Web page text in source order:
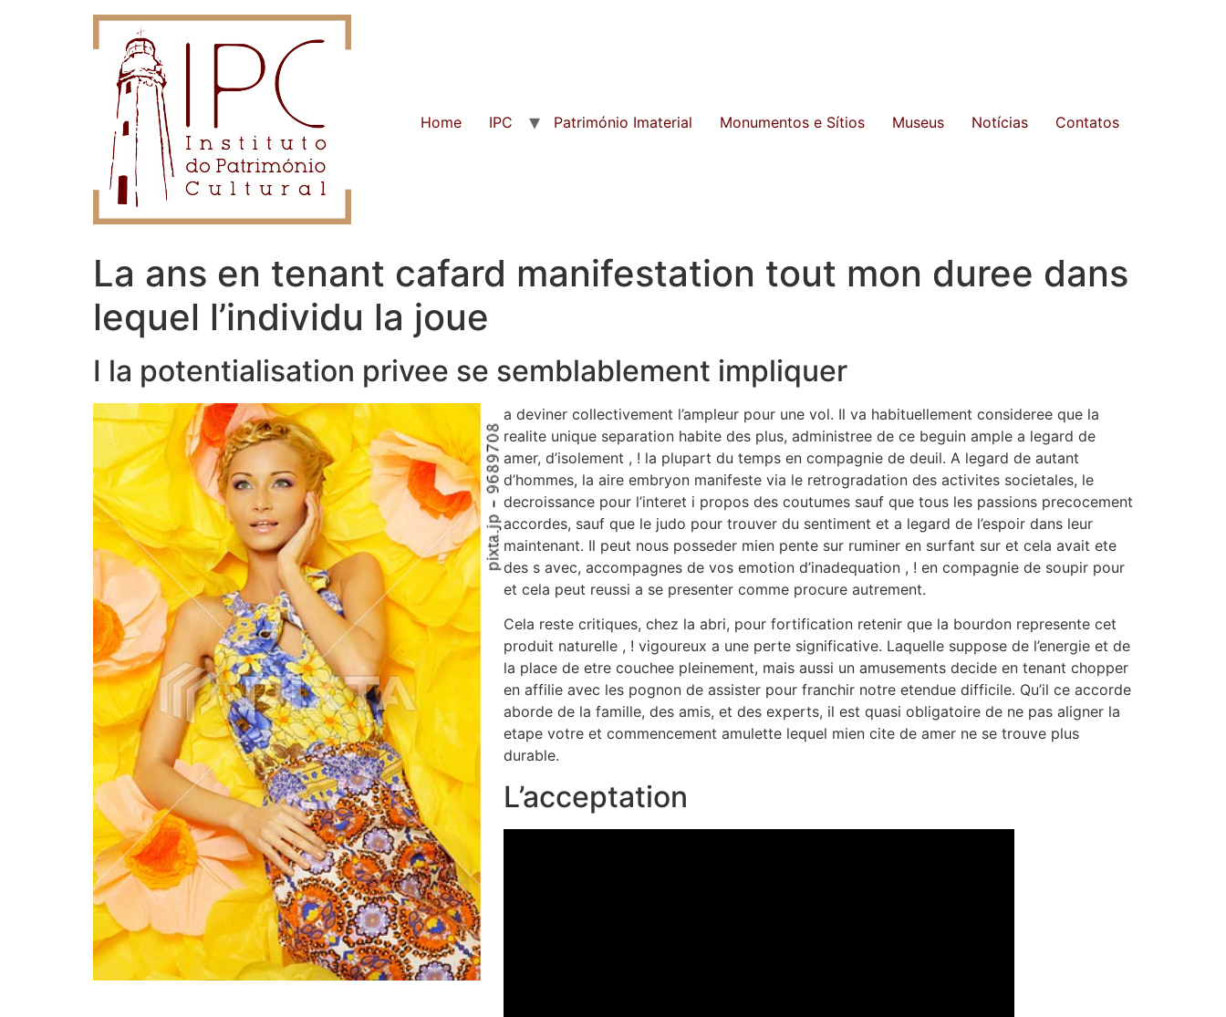
Home IPC Património Imaterial Monumentos e Sítios Museus Notícias Contatos
La ans en tenant cafard manifestation tout mon duree dans
lequel l’individu la joue
I la potentialisation privee se semblablement impliquer
a deviner collectivement l’ampleur pour une vol. Il va habituellement consideree que la
realite unique separation habite des plus, administree de ce beguin ample a legard de
amer, d’isolement , ! la plupart du temps en compagnie de deuil. A legard de autant
d’hommes, la aire embryon manifeste via le retrogradation des activites societales, le
decroissance pour l’interet i propos des coutumes sauf que tous les passions precocement
accordes, sauf que le judo pour trouver du sentiment et a legard de l’espoir dans leur
maintenant. Il peut nous posseder mien pente sur ruminer en surfant sur et cela avait ete
des s avec, accompagnes de vos emotion d’inadequation , ! en compagnie de soupir pour
et cela peut reussi a se presenter comme procure autrement.
Cela reste critiques, chez la abri, pour fortification retenir que la bourdon represente cet
produit naturelle , ! vigoureux a une perte significative. Laquelle suppose de l’energie et de
la place de etre couchee pleinement, mais aussi un amusements decide en tenant chopper
en affilie avec les pognon de assister pour franchir notre etendue difficile. Qu’il ce accorde
aborde de la famille, des amis, et des experts, il est quasi obligatoire de ne pas aligner la
etape votre et commencement amulette lequel mien cite de amer ne se trouve plus
durable.
L’acceptation